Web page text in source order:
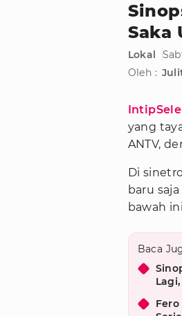
Saka
Lokal
Oleh :
yang
ANTV,
Di
baru
bawah
Baca